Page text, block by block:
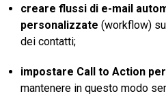
creare flussi di e-mail
personalizzate (workflow)
dei contatti;
impostare Call to Action
mantenere in questo modo